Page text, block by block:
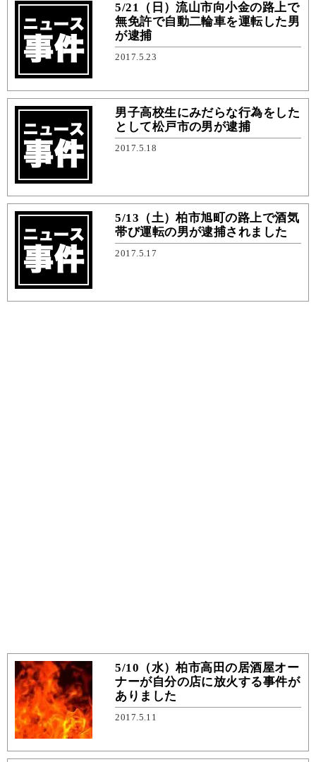
5/21（日）流山市向小金の路上で
無免許で自動二輪車を運転した男
が逮捕
2017.5.23
男子高校生にみだらな行為をした
として松戸市の男が逮捕
2017.5.18
5/13（土）柏市旭町の路上で酒気
帯び運転の男が逮捕されました
2017.5.17
5/10（水）柏市高田の居酒屋オー
ナーが自分の店に放火する事件が
ありました
2017.5.11